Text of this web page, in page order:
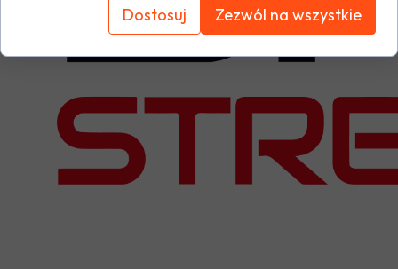
Dostosuj Zezwól na wszystkie